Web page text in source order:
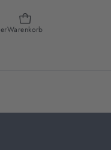
Warenkorb